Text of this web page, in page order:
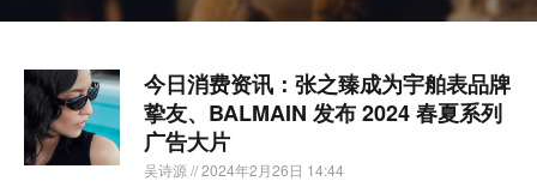
今日消费资讯：张之臻成为宇舶表品牌
挚友、BALMAIN 发布 2024 春夏系列
广告大片
吴诗源 // 2024年2月26日 14:44